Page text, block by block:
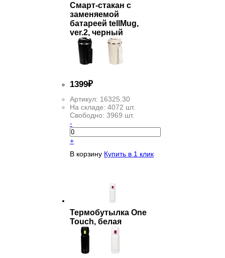
Смарт-стакан с
заменяемой
батареей tellMug,
ver.2, черный
1399₽
Артикул: 16325.30
На складе: 4072 шт.
Свободно: 3969 шт.
-
+
В корзину Купить в 1 клик
Термобутылка One
Touch, белая